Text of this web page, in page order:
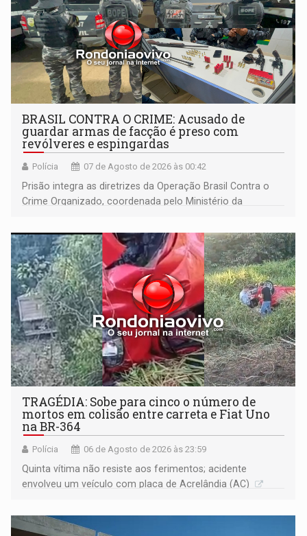
BRASIL CONTRA O CRIME: Acusado de
guardar armas de facção é preso com
revólveres e espingardas
Polícia 07 de Agosto de 2026 às 00:42
Prisão integra as diretrizes da Operação Brasil Contra o
Crime Organizado, coordenada pelo Ministério da
TRAGÉDIA: Sobe para cinco o número de
mortos em colisão entre carreta e Fiat Uno
na BR-364
Polícia 06 de Agosto de 2026 às 23:59
Quinta vítima não resiste aos ferimentos; acidente
envolveu um veículo com placa de Acrelândia (AC)